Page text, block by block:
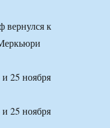
25 ноября
25 ноября